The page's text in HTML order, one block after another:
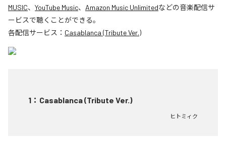
MUSIC、 YouTube Music、 Amazon Music Unlimitedなどの音楽配信サ
ービスで聴くことができる。
各配信サービス： Casablanca (Tribute Ver.)
1 ： Casablanca (Tribute Ver.)
ヒトミィク